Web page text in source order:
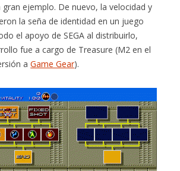
ejemplo. De nuevo, la velocidad y
la seña de identidad en un juego
el apoyo de SEGA al distribuirlo,
fue a cargo de Treasure (M2 en el
aGame Gear).